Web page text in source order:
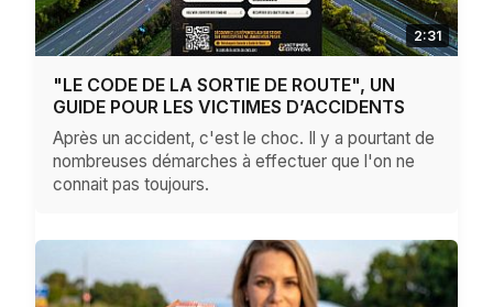
2:31
"LE CODE DE LA SORTIE DE ROUTE", UN
GUIDE POUR LES VICTIMES D’ACCIDENTS
Après un accident, c'est le choc. Il y a pourtant de
nombreuses démarches à effectuer que l'on ne
connait pas toujours.